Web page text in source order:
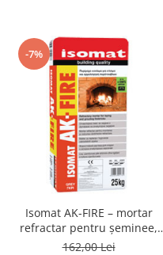
-7%
Isomat AK-FIRE – mortar
refractar pentru șeminee,
grătare și cuptoare – sac 25 kg
162,00 Lei